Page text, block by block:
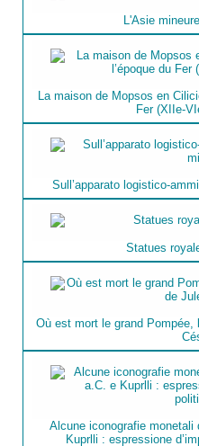
L'Asie
La maison de Mopsos en
Fer (XIIe-
Sull’apparato logistico-
Statues
Où est mort le grand Pompée,
Alcune iconografie
Kuprlli : espressione